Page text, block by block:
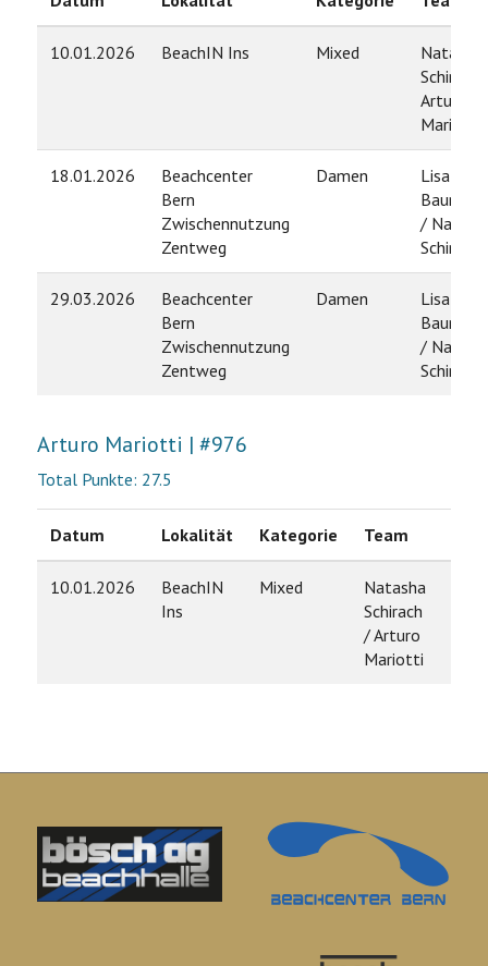
10.01.2026 BeachIN Ins Mixed
Natasha
Schirach
Arturo
Mariotti
18.01.2026
Beachcenter
Bern
Zwischennutzung
Zentweg
Damen
Lisa
/
Schirach
29.03.2026
Beachcenter
Bern
Zwischennutzung
Zentweg
Damen
Lisa
/
Schirach
Arturo Mariotti | #976
Total Punkte: 27.5
Datum Lokalität Kategorie Team
10.01.2026
BeachIN
Ins
Mixed
Natasha
Schirach
/ Arturo
Mariotti